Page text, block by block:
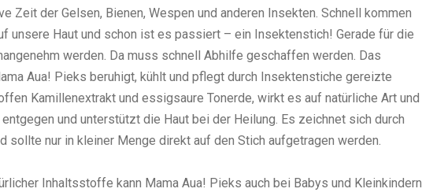
Zeit der Gelsen, Bienen, Wespen und anderen Insekten. Schnell kommen
unsere Haut und schon ist es passiert – ein Insektenstich! Gerade für die
werden. Da muss schnell Abhilfe geschaffen werden. Das
Aua! Pieks beruhigt, kühlt und pflegt durch Insektenstiche gereizte
Kamillenextrakt und essigsaure Tonerde, wirkt es auf natürliche Art und
und unterstützt die Haut bei der Heilung. Es zeichnet sich durch
sollte nur in kleiner Menge direkt auf den Stich aufgetragen werden.
Inhaltsstoffe kann Mama Aua! Pieks auch bei Babys und Kleinkindern